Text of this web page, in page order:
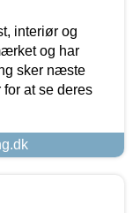
interiør og
og har
sker næste
at se deres